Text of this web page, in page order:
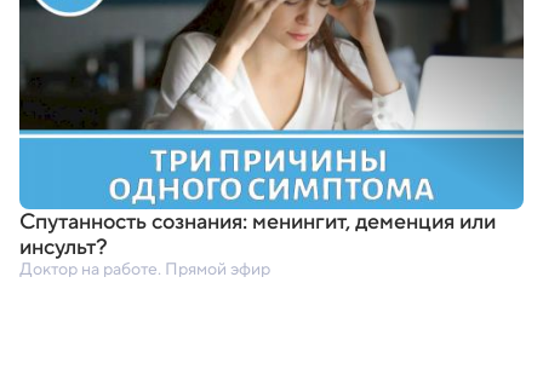
Спутанность сознания: менингит,деменция или
инсульт?
Доктор на работе. Прямой эфир